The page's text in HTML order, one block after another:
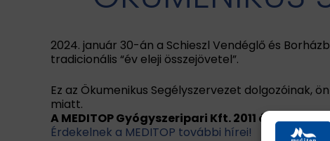
2024. január 30-án a Schieszl Vendéglő és
tradicionális “év eleji összejövetel”.
Ez az Ökumenikus Segélyszervezet
miatt.
A MEDITOP Gyógyszeripari Kft. 2011 óta
Érdekelnek a MEDITOP további hírei!